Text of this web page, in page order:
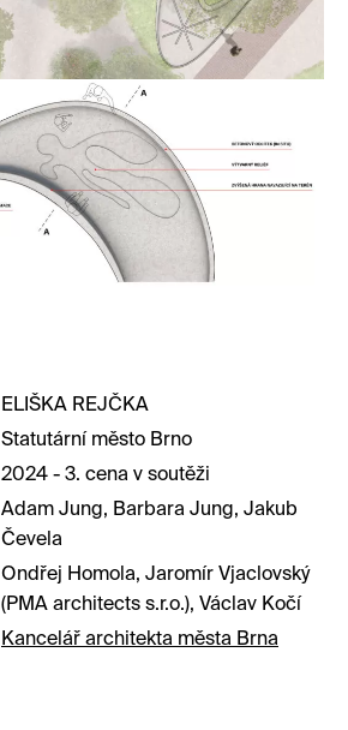
ELIŠKA REJČKA
Statutární město Brno
2024 - 3. cena v soutěži
Adam Jung, Barbara Jung, Jakub
Čevela
Ondřej Homola, Jaromír Vjaclovský
(PMA architects s.r.o.), Václav Kočí
Kancelář architekta města Brna